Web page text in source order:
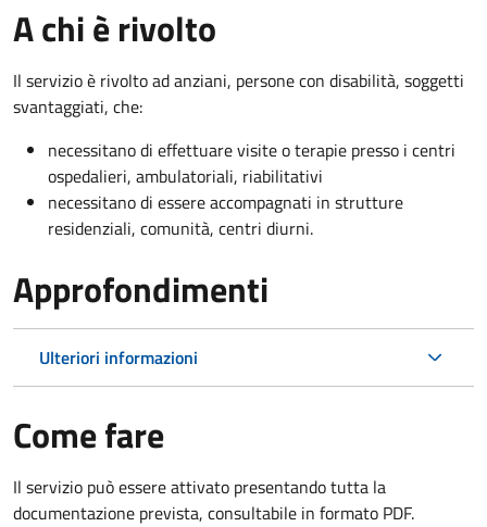
A chi è rivolto
Il servizio è rivolto ad anziani, persone con disabilità, soggetti
svantaggiati, che:
necessitano di effettuare visite o terapie presso i centri
ospedalieri, ambulatoriali, riabilitativi
necessitano di essere accompagnati in strutture
residenziali, comunità, centri diurni.
Approfondimenti
Ulteriori informazioni
Come fare
Il servizio può essere attivato presentando tutta la
documentazione prevista, consultabile in formato PDF.